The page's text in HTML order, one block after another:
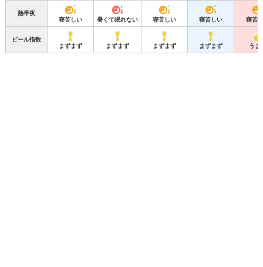
熱帯夜
寝苦しい
暑くて眠れない 寝苦しい 寝苦しい 寝苦
ビール指数
まずまず
まずまず まずまず まずまず うま